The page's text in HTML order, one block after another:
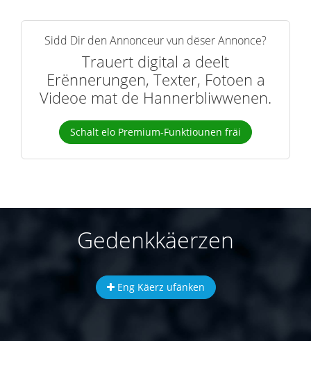
Sidd Dir den Annonceur vun dëser Annonce?
Trauert digital a deelt
Erënnerungen, Texter, Fotoen a
Videoe mat de Hannerbliwwenen.
Schalt elo Premium-Funktiounen fräi
Gedenkkäerzen
Eng Käerz ufänken